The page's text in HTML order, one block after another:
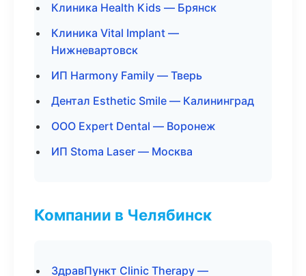
Клиника Health Kids — Брянск
Клиника Vital Implant —
Нижневартовск
ИП Harmony Family — Тверь
Дентал Esthetic Smile — Калининград
ООО Expert Dental — Воронеж
ИП Stoma Laser — Москва
Компании в Челябинск
ЗдравПункт Clinic Therapy —